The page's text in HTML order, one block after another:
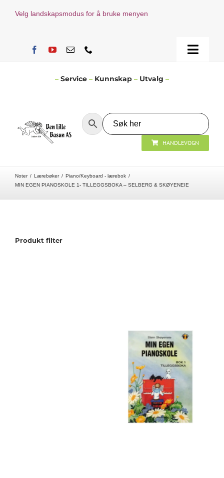
Velg landskapsmodus for å bruke menyen
Toggle
Åpningstider
Tilbudstorg
– Service – Kunnskap – Utvalg –
HANDLEVOGN
Noter Lærebøker
Piano/Keyboard - lærebok
MIN EGEN PIANOSKOLE 1- TILLEGGSBOKA – SELBERG & SKØYENEIE
Produkt filter